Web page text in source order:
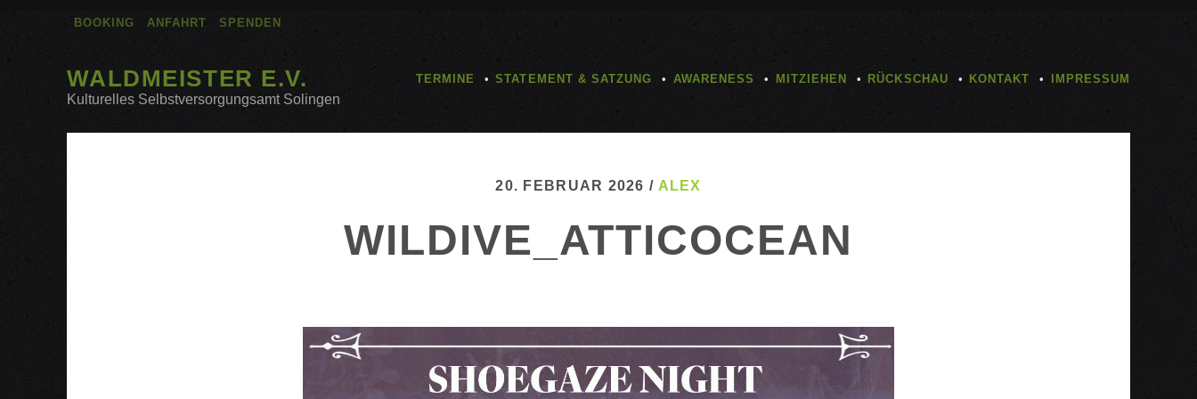
BOOKING ANFAHRT SPENDEN
WALDMEISTER E.V.
Kulturelles Selbstversorgungsamt Solingen
TERMINE STATEMENT & SATZUNG AWARENESS MITZIEHEN RÜCKSCHAU KONTAKT IMPRESSUM
20. FEBRUAR 2026 / ALEX
WILDIVE_ATTICOCEAN